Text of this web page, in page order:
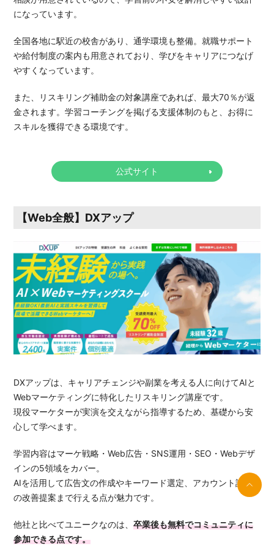
になっています。
全国各地に駅近の校舎があり、通学環境も整備。就職サポート
や給付制度の案内も用意されており、学びをキャリアにつなげ
やすくなっています。
また、リスキリング補助金の対象講座であれば、最大70％が返
金されます。学習コーチングを掲げる支援体制のもと、お得に
スキルを獲得できる環境です。
公式サイト
【Web全般】DXアップ
DXアップは、キャリアチェンジや副業を考える人に向けてAIと
Webマーケティングに特化したリスキリング講座です。
現役マーケターが実演を交えながら指導するため、基礎から安
心して学べます。
学習内容はマーケ戦略・Web広告・SNS運用・SEO・Webデザ
インの5領域をカバー。
AIを活用して広告文の作成やキーワード選定、アカウント設計
の改善提案まで行える点が魅力です。
他社と比べてユニークなのは、卒業後も無料でコミュニティに
参加できる点です。